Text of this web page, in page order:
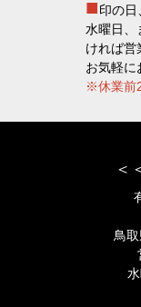
■印の日
水曜日、
ければ営
お気軽に
※休業前
＜
鳥